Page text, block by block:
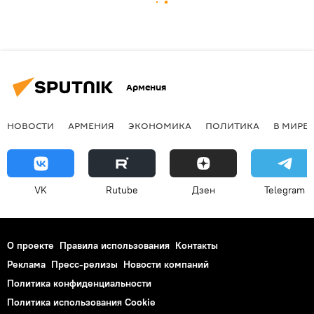
Армения
НОВОСТИ АРМЕНИЯ ЭКОНОМИКА ПОЛИТИКА В МИРЕ
VK Rutube Дзен Telegram
О проекте Правила использования Контакты
Реклама Пресс-релизы Новости компаний
Политика конфиденциальности
Политика использования Cookie